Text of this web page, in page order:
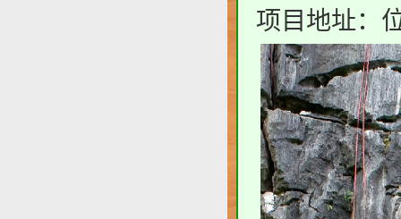
项目地址：